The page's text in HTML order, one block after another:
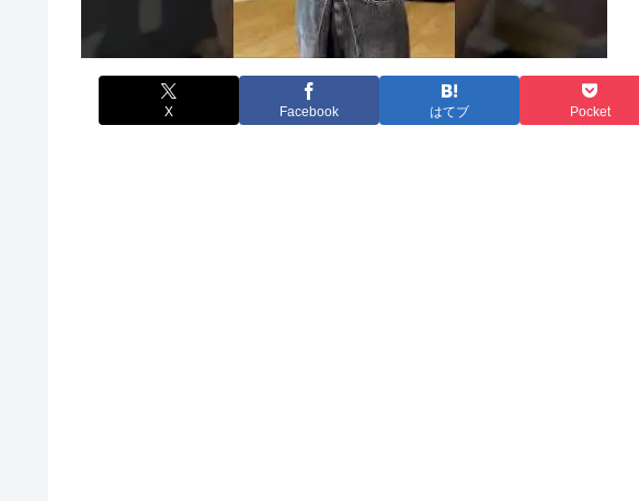
X Facebook はてブ Pocket